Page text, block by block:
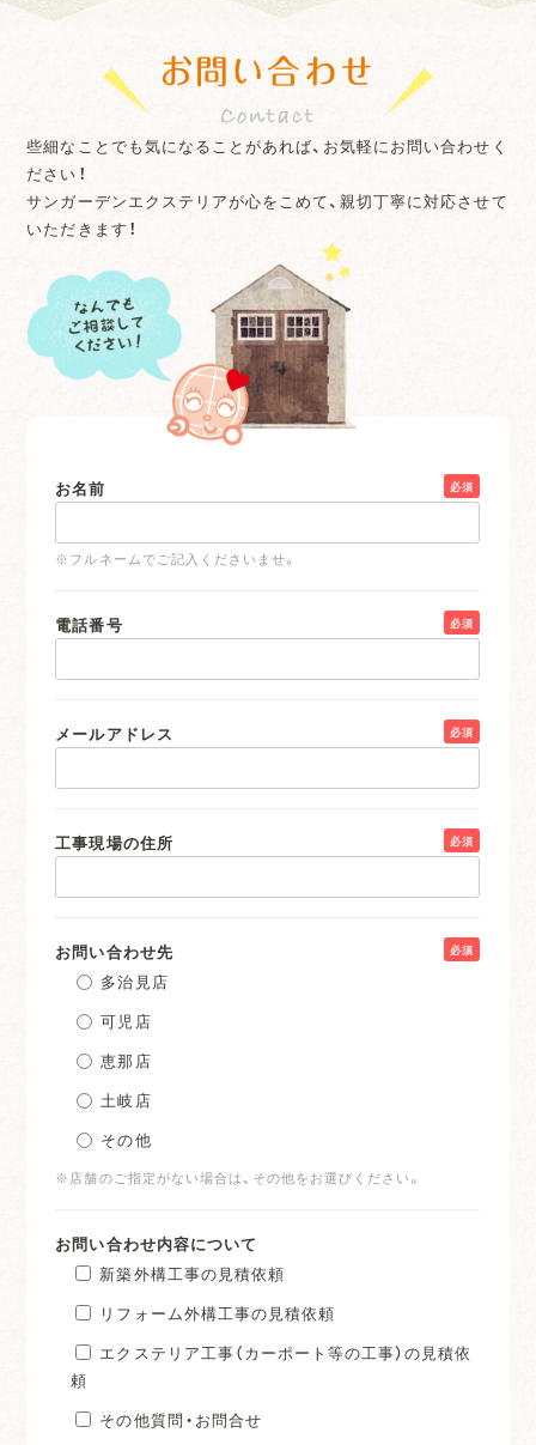
お問い合わせ
些細なことでも気になることがあれば、お気軽にお問い合わせく
ださい！
サンガーデンエクステリアが心をこめて、親切丁寧に対応させて
いただきます！
お名前 必須
※フルネームでご記入くださいませ。
電話番号 必須
メールアドレス 必須
工事現場の住所 必須
お問い合わせ先 必須
多治見店
可児店
恵那店
土岐店
その他
※店舗のご指定がない場合は、その他をお選びください。
お問い合わせ内容について
新築外構工事の見積依頼
リフォーム外構工事の見積依頼
エクステリア工事（カーポート等の工事）の見積依
頼
その他質問・お問合せ